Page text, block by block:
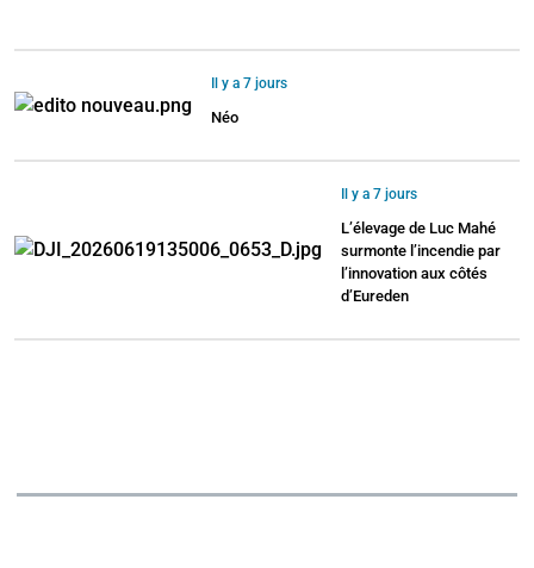
Il y a 7 jours
Néo
Il y a 7 jours
L’élevage de Luc Mahé
surmonte l’incendie par
l’innovation aux côtés
d’Eureden